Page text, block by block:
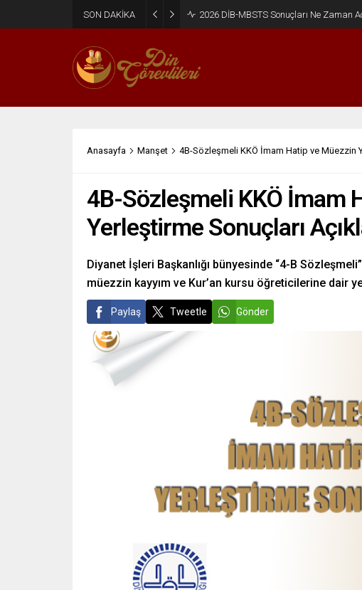
SON DAKİKA 2026 DİB-MBSTS Ne Zaman?
Anasayfa Manşet 4B-Sözleşmeli KKÖ İmam Hatip ve Müezzin
4B-Sözleşmeli KKÖ İmam
Yerleştirme Sonuçları
Diyanet İşleri Başkanlığı bünyesinde “4-B
müezzin kayyım ve Kur’an kursu öğreticilerine dair
Paylaş Tweetle Gönder